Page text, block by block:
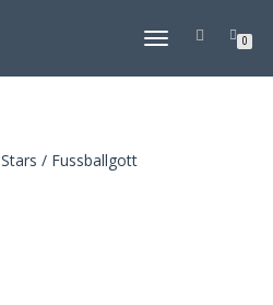
NAVIGATION
0
Stars / Fussballgott